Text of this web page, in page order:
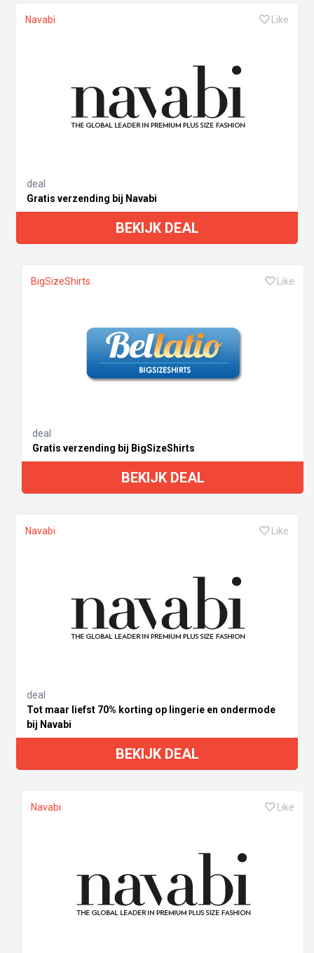
Navabi Like
deal
Gratis verzending bij Navabi
BEKIJK DEAL
BigSizeShirts Like
deal
Gratis verzending bij BigSizeShirts
BEKIJK DEAL
Navabi Like
deal
Tot maar liefst 70% korting op lingerie en ondermode
bij Navabi
BEKIJK DEAL
Navabi Like